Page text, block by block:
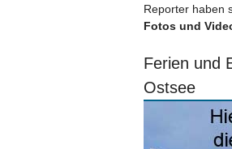
Reporter haben
Fotos und
Ferien und
Ostsee